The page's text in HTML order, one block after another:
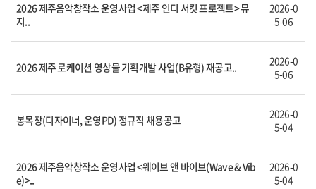
2026 제주음악창작소 운영사업 <제주 인디 서킷 프로젝트> 뮤
지..
2026-0
5-06
2026 제주 로케이션 영상물 기획개발 사업(B유형) 재공고..
2026-0
5-06
봉목장(디자이너, 운영PD) 정규직 채용공고
2026-0
5-04
2026 제주음악창작소 운영사업 <웨이브 앤 바이브(Wave & Vib
e)>..
2026-0
5-04